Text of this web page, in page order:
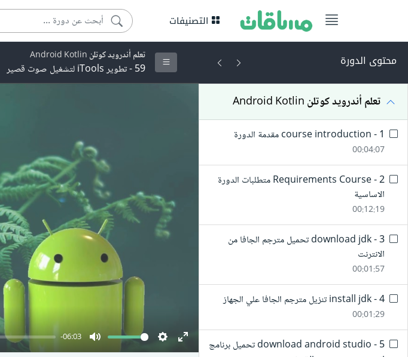
التصنيفات
محتوى الدورة
تعلم أندرويد كوتلن Android Kotlin
1 - course introduction مقدمة الدورة
00:04:07
2 - Requirements Course متطلبات الدورة
الاساسية
00:12:19
3 - download jdk تحميل مترجم الجافا من
الانترنت
00:01:57
4 - install jdk تنزيل مترجم الجافا علي الجهاز
00:01:29
5 - download android studio تحميل برنامج
تعلم أندرويد كوتلن Android Kotlin
59 - تطوير iTools لتشغيل صوت قصير
-06:03
Mute Settings
Enter